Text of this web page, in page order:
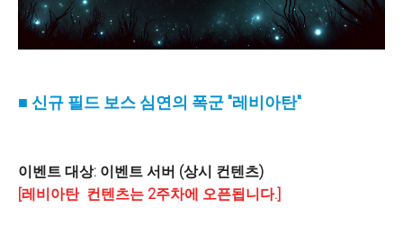
■ 신규 필드 보스 심연의 폭군 "레비아탄"
이벤트 대상: 이벤트 서버 (상시 컨텐츠)
[레비아탄 컨텐츠는 2주차에 오픈됩니다.]